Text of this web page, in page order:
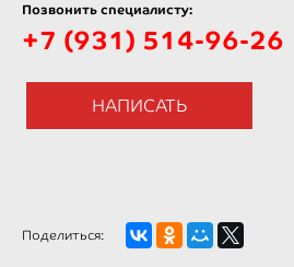
Позвонить специалисту:
+7 (931) 514-96-26
НАПИСАТЬ
Поделиться: